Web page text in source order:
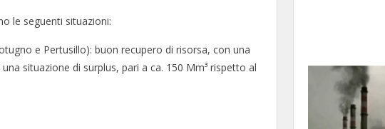
le seguenti situazioni:
e Pertusillo): buon recupero di risorsa, con una
situazione di surplus, pari a ca. 150 Mm³ rispetto al